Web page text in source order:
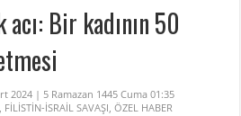
acı: Bir kadının 50
2024 | 5 Ramazan 1445 Cuma 01:35
, FİLİSTİN-İSRAİL SAVAŞI,ÖZEL HABER